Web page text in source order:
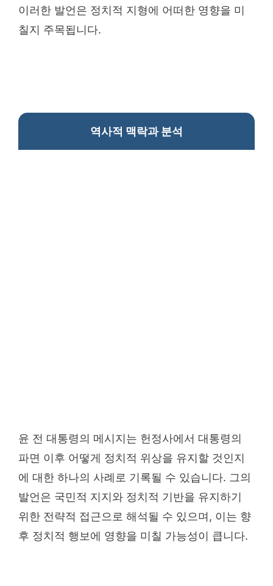
이러한 발언은 정치적 지형에 어떠한 영향을 미
칠지 주목됩니다.
역사적 맥락과 분석
윤 전 대통령의 메시지는 헌정사에서 대통령의
파면 이후 어떻게 정치적 위상을 유지할 것인지
에 대한 하나의 사례로 기록될 수 있습니다. 그의
발언은 국민적 지지와 정치적 기반을 유지하기
위한 전략적 접근으로 해석될 수 있으며, 이는 향
후 정치적 행보에 영향을 미칠 가능성이 큽니다.